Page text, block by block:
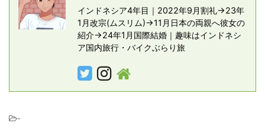
インドネシア4年目｜2022年9月割礼→23年
1月改宗(ムスリム)→11月日本の両親へ彼女の
紹介→24年1月国際結婚｜趣味はインドネシ
ア国内旅行・バイクぶらり旅
-